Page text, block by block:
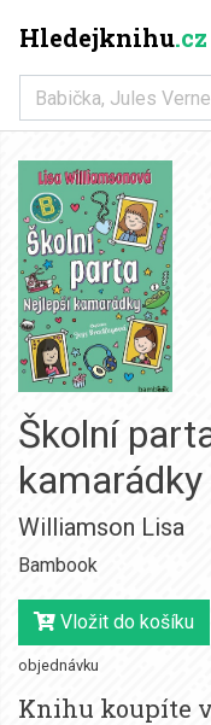
Hledejknihu.cz
Školní
kamarádky
Williamson Lisa
Bambook
Vložit do košíku
objednávku
Knihu koupíte